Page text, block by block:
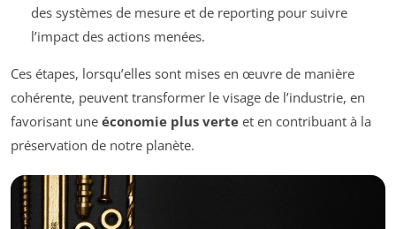
des systèmes de mesure et de reporting pour suivre
l’impact des actions menées.
Ces étapes, lorsqu’elles sont mises en œuvre de manière
cohérente, peuvent transformer le visage de l’industrie, en
favorisant une économie plus verte et en contribuant à la
préservation de notre planète.